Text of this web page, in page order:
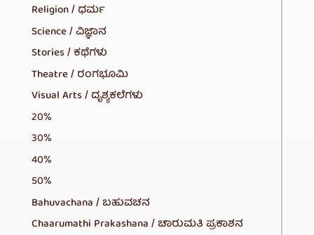
Religion / ಧರ್ಮ
Science / ವಿಜ್ಞಾನ
Stories / ಕಥೆಗಳು
Theatre / ರಂಗಭೂಮಿ
Visual Arts / ದೃಶ್ಯಕಲೆಗಳು
20%
30%
40%
50%
Bahuvachana / ಬಹುವಚನ
Chaarumathi Prakashana / ಚಾರುಮತಿ ಪ್ರಕಾಶನ